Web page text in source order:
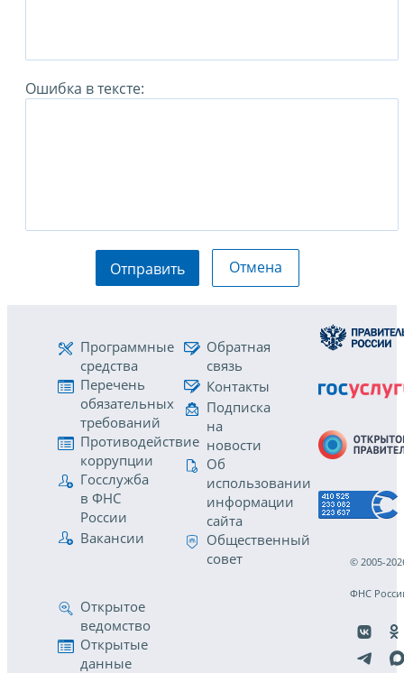
Ошибка в тексте:
Отправить Отмена
Программные
средства
Перечень
обязательных
требований
Противодействие
коррупции
Госслужба
в ФНС
России
Вакансии
Обратная
связь
Контакты
Подписка
на
новости
Об
использовании
информации
сайта
Общественный
совет
Открытое
ведомство
Открытые
данные
© 2005-
ФНС